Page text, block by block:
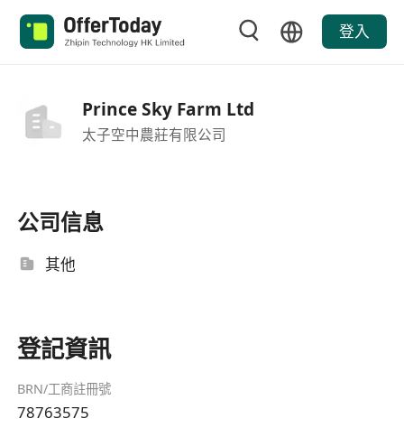
登入
Prince Sky Farm Ltd
太子空中農莊有限公司
公司信息
其他
登記資訊
BRN/工商註冊號
78763575